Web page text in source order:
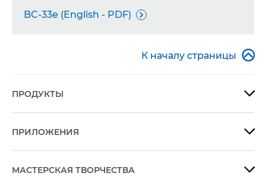
BC-33e (English - PDF) 
К началу страницы 
ПРОДУКТЫ 
ПРИЛОЖЕНИЯ 
МАСТЕРСКАЯ ТВОРЧЕСТВА 